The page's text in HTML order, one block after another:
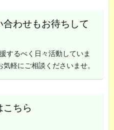
わせもお待ちして
するべく日々活動していま
気軽にご相談くださいませ。
ちら